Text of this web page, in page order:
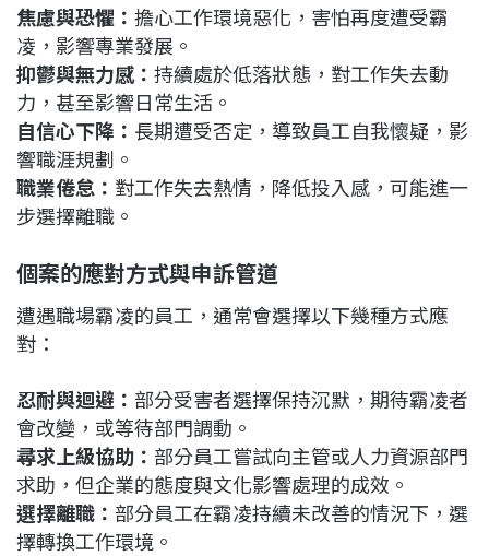
焦慮與恐懼： 擔心工作環境惡化，害怕再度遭受霸
凌，影響專業發展。
抑鬱與無力感： 持續處於低落狀態，對工作失去動
力，甚至影響日常生活。
自信心下降： 長期遭受否定，導致員工自我懷疑，影
響職涯規劃。
職業倦怠： 對工作失去熱情，降低投入感，可能進一
步選擇離職。
個案的應對方式與申訴管道
遭遇職場霸凌的員工，通常會選擇以下幾種方式應
對：
忍耐與迴避： 部分受害者選擇保持沉默，期待霸凌者
會改變，或等待部門調動。
尋求上級協助： 部分員工嘗試向主管或人力資源部門
求助，但企業的態度與文化影響處理的成效。
選擇離職： 部分員工在霸凌持續未改善的情況下，選
擇轉換工作環境。